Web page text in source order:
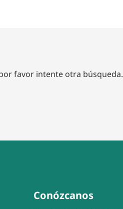
favor intente otra búsqueda.
Conózcanos